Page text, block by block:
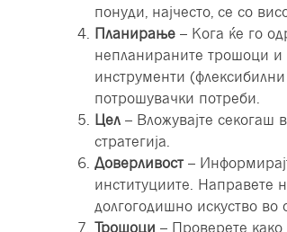
понуди, најчесто, се со
Планирање – Кога ќе го
непланираните трошоци и
инструменти
потрошувачки потреби.
Цел – Вложувајте секогаш
стратегија.
Доверливост–
институциите. Направете
долгогодишно искуство во
Трошоци – Проверете